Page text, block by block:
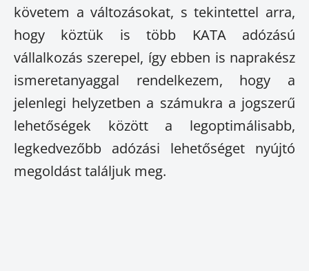
követem a változásokat, s tekintettel arra,
hogy köztük is több KATA adózású
vállalkozás szerepel, így ebben is naprakész
ismeretanyaggal rendelkezem, hogy a
jelenlegi helyzetben a számukra a jogszerű
lehetőségek között a legoptimálisabb,
legkedvezőbb adózási lehetőséget nyújtó
megoldást találjuk meg.